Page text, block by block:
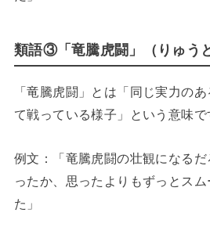
類語③「竜騰虎闘」（りゅう
「竜騰虎闘」とは「同じ実力の
て戦っている様子」という意味で
例文：「竜騰虎闘の壮観になる
ったか、思ったよりもずっとス
た」